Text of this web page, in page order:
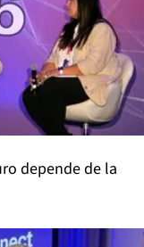
depende de la